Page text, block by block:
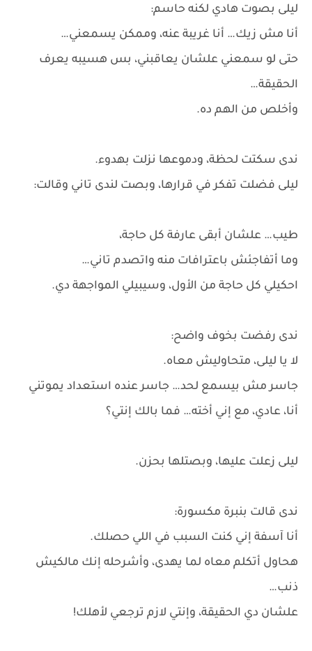
ليلى بصوت هادي لكنه حاسم:
أنا مش زيك… أنا غريبة عنه، وممكن يسمعني…
حتى لو سمعني علشان يعاقبني، بس هسيبه يعرف
الحقيقة…
وأخلص من الهم ده.
ندى سكتت لحظة، ودموعها نزلت بهدوء.
ليلى فضلت تفكر في قرارها، وبصت لندى تاني وقالت:
طيب… علشان أبقى عارفة كل حاجة،
وما أتفاجئش باعترافات منه واتصدم تاني…
احكيلي كل حاجة من الأول، وسيبيلي المواجهة دي.
ندى رفضت بخوف واضح:
لا يا ليلى، متحاوليش معاه.
جاسر مش بيسمع لحد… جاسر عنده استعداد يموتني
أنا، عادي، مع إني أخته… فما بالك إنتي؟
ليلى زعلت عليها، وبصتلها بحزن.
ندى قالت بنبرة مكسورة:
أنا آسفة إني كنت السبب في اللي حصلك.
هحاول أتكلم معاه لما يهدى، وأشرحله إنك مالكيش
ذنب…
علشان دي الحقيقة، وإنتي لازم ترجعي لأهلك!